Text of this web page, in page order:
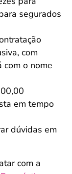
segurados
com
o nome
em tempo
dúvidas em
com a